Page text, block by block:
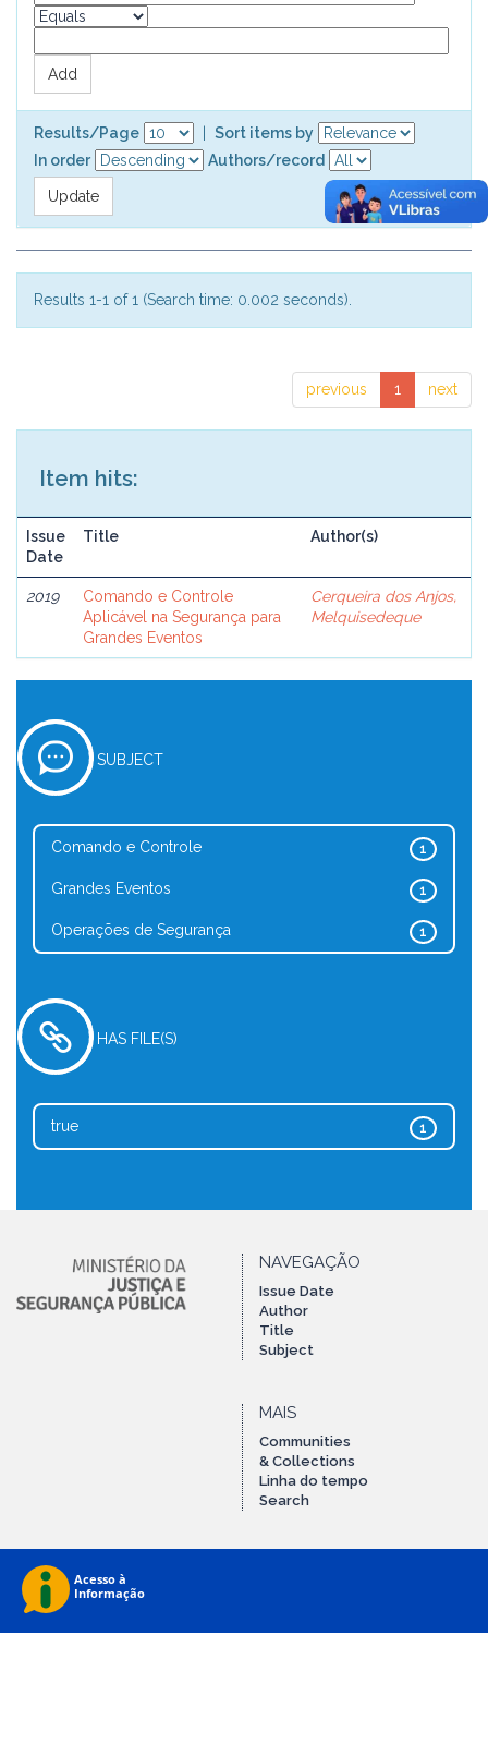
Results/Page
Sort items by
In order
Authors/record
Results 1-1 of 1 (Search time: 0.002 seconds).
previous 1 next
Item hits:
Issue
Date
Title Author(s)
2019
Comando e Controle
Aplicável na Segurança para
Grandes Eventos
Cerqueira dos Anjos,
Melquisedeque
SUBJECT
1
Comando e Controle
1
Grandes Eventos
1
Operações de Segurança
HAS FILE(S)
1
true
NAVEGAÇÃO
Issue Date
Author
Title
Subject
MAIS
Communities
& Collections
Linha do tempo
Search